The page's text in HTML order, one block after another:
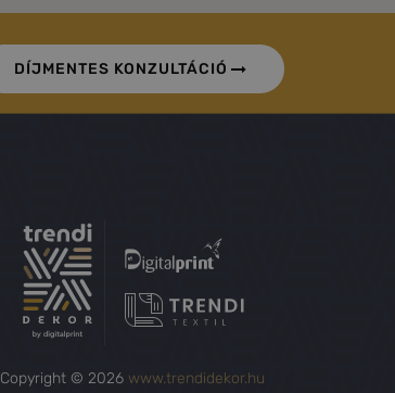
DÍJMENTES KONZULTÁCIÓ
Copyright © 2026 www.trendidekor.hu